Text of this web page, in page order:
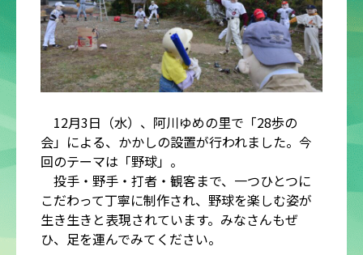
12月3日（水）、阿川ゆめの里で「28歩の
会」による、かかしの設置が行われました。今
回のテーマは「野球」。
投手・野手・打者・観客まで、一つひとつに
こだわって丁寧に制作され、野球を楽しむ姿が
生き生きと表現されています。みなさんもぜ
ひ、足を運んでみてください。